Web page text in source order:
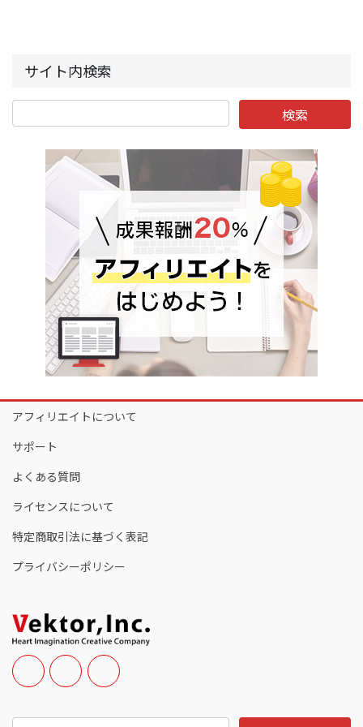
サイト内検索
アフィリエイトについて
サポート
よくある質問
ライセンスについて
特定商取引法に基づく表記
プライバシーポリシー